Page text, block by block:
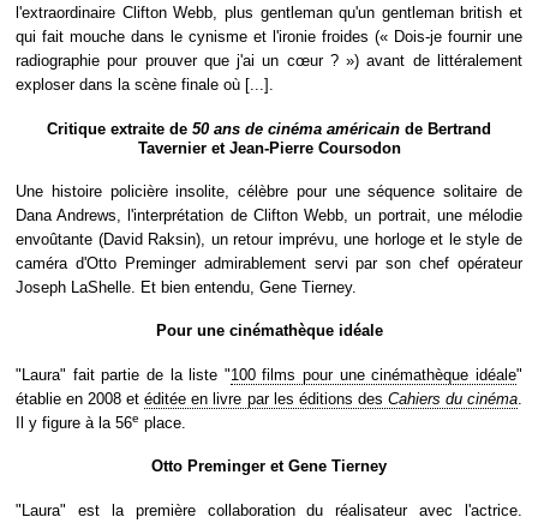
l'extraordinaire Clifton Webb, plus gentleman qu'un gentleman british et
qui fait mouche dans le cynisme et l'ironie froides (« Dois-je fournir une
radiographie pour prouver que j'ai un cœur ? ») avant de littéralement
exploser dans la scène finale où [...].
Critique extraite de 50 ans de cinéma américain de Bertrand
Tavernier et Jean-Pierre Coursodon
Une histoire policière insolite, célèbre pour une séquence solitaire de
Dana Andrews, l'interprétation de Clifton Webb, un portrait, une mélodie
envoûtante (David Raksin), un retour imprévu, une horloge et le style de
caméra d'Otto Preminger admirablement servi par son chef opérateur
Joseph LaShelle. Et bien entendu, Gene Tierney.
Pour une cinémathèque idéale
"Laura" fait partie de la liste "100 films pour une cinémathèque idéale"
établie en 2008 etéditée en livre par les éditions des Cahiers du cinéma
Il y figure à la 56e place.
Otto Preminger et Gene Tierney
"Laura" est la première collaboration du réalisateur avec l'actrice.